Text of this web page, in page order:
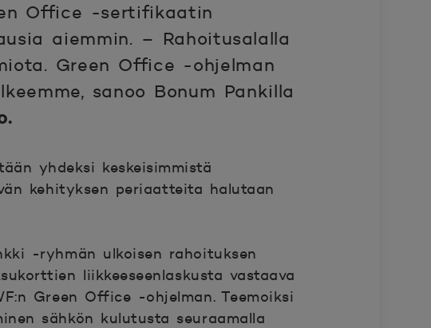
Office -sertifikaatin
aiemmin. – Rahoitusalalla
Green Office -ohjelman
sanoo Bonum Pankilla
yhdeksi keskeisimmistä
kehityksen periaatteita halutaan
-ryhmän ulkoisen rahoituksen
liikkeeseenlaskusta vastaava
Green Office -ohjelman. Teemoiksi
sähkön kulutusta seuraamalla